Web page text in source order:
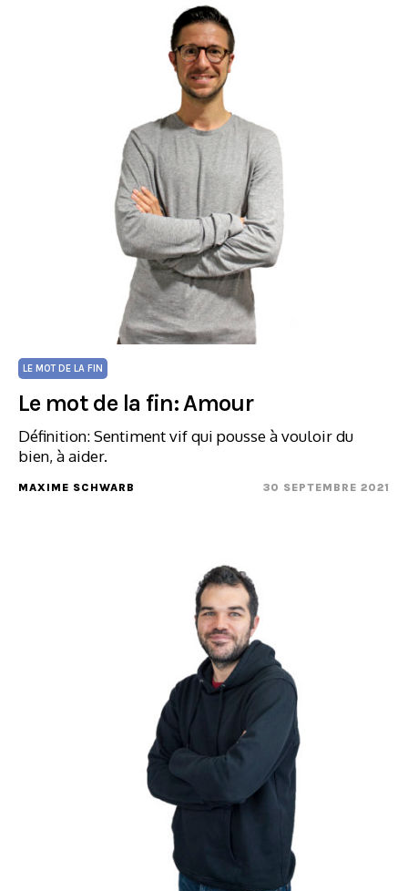
LE MOT DE LA FIN
Le mot de la fin: Amour
Définition: Sentiment vif qui pousse à vouloir du
bien, à aider.
MAXIME SCHWARB 30 SEPTEMBRE 2021